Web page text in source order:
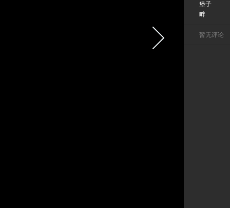
堡子
畔
暂无评论